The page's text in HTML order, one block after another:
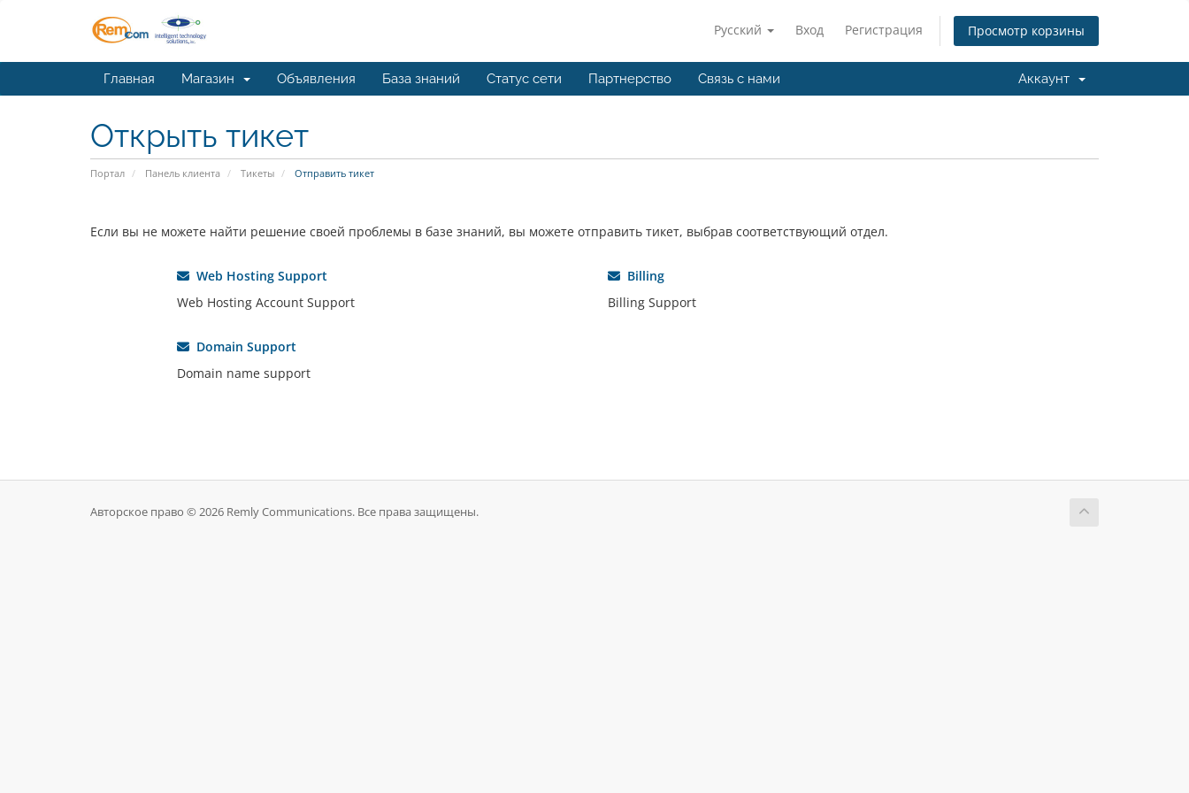
Русский Вход Регистрация Просмотр корзины
Главная Магазин Объявления База знаний Статус сети Партнерство Связь с нами Аккаунт
Открыть тикет
Портал Панель клиента Тикеты Отправить тикет
Если вы не можете найти решение своей проблемы в базе знаний, вы можете отправить тикет, выбрав соответствующий отдел.
Web Hosting Support
Web Hosting Account Support
Billing
Billing Support
Domain Support
Domain name support
Авторское право © 2026 Remly Communications. Все права защищены.